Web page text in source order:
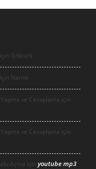
Göktürk
Namık
ve Cevaplama için
ve Cevaplama için
Açma için youtube mp3